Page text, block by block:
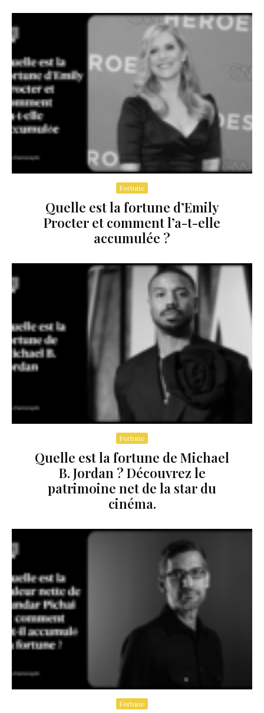
Fortune
Quelle est la fortune d’Emily
Procter et comment l’a-t-elle
accumulée ?
Fortune
Quelle est la fortune de Michael
B. Jordan ? Découvrez le
patrimoine net de la star du
cinéma.
Fortune